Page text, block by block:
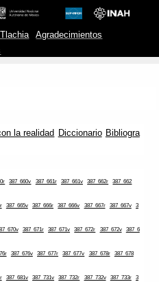
Agradecimientos
la realidad Diccionario Bibliogra
387_660v 387_661r 387_661v 387_662r 387_662
387_665v 387_666r 387_666v 387_667r 387_667v 3
387_671r 387_671v 387_672r 387_672v 387_6
387_676v 387_677r 387_677v 387_678r 387_678
387_681v 387_731v 387_732r 387_732v 387_733r 3